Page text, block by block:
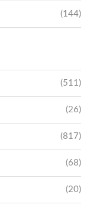
(144)
(511)
(26)
(817)
(68)
(20)